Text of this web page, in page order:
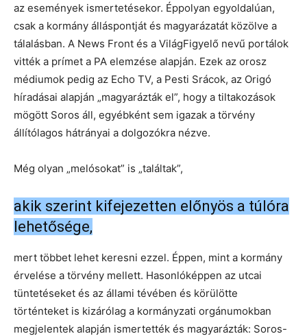
az események ismertetésekor. Éppolyan egyoldalúan,
csak a kormány álláspontját és magyarázatát közölve a
tálalásban. A News Front és a VilágFigyelő nevű portálok
vitték a prímet a PA elemzése alapján. Ezek az orosz
médiumok pedig az Echo TV, a Pesti Srácok, az Origó
híradásai alapján „magyarázták el”, hogy a tiltakozások
mögött Soros áll, egyébként sem igazak a törvény
állítólagos hátrányai a dolgozókra nézve.
Még olyan „melósokat” is „találtak”,
akik szerint kifejezetten előnyös a túlóra
lehetősége,
mert többet lehet keresni ezzel. Éppen, mint a kormány
érvelése a törvény mellett. Hasonlóképpen az utcai
tüntetéseket és az állami tévében és körülötte
történteket is kizárólag a kormányzati orgánumokban
megjelentek alapján ismertették és magyarázták: Soros-